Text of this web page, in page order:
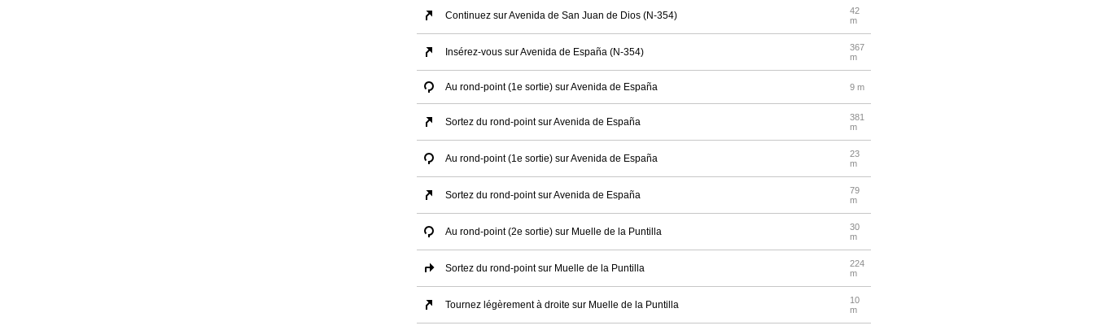
Continuez sur Avenida de San Juan de Dios (N-354)
42
m
Insérez-vous sur Avenida de España (N-354)
367
m
Au rond-point (1e sortie) sur Avenida de España 9 m
Sortez du rond-point sur Avenida de España
381
m
Au rond-point (1e sortie) sur Avenida de España
23
m
Sortez du rond-point sur Avenida de España
79
m
Au rond-point (2e sortie) sur Muelle de la Puntilla
30
m
Sortez du rond-point sur Muelle de la Puntilla
224
m
Tournez légèrement à droite sur Muelle de la Puntilla
10
m